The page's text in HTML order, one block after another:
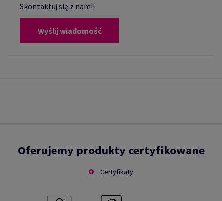
Skontaktuj się z nami!
Wyślij wiadomość
Oferujemy produkty certyfikowane
Certyfikaty